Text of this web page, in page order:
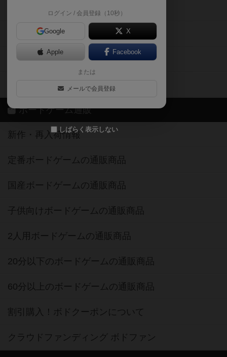
ログイン / 会員登録（10秒）
Google X
Apple Facebook
または
メールで会員登録
しばらく表示しない
掲示板・トピックス
ボドとも・会員一覧
ボードゲーム業界コラム
ボドゲーマご利用案内
ボードゲーム通販
新作・再入荷情報
定番ボードゲームの通販商品
国産ボードゲームの通販商品
子供向けボードゲームの通販商品
2人用ボードゲームの通販商品
20分以下のボードゲームの通販商品
60分以上のボードゲームの通販商品
割引購入！ボドクーポンについて
クラウドファンディング ボドファン